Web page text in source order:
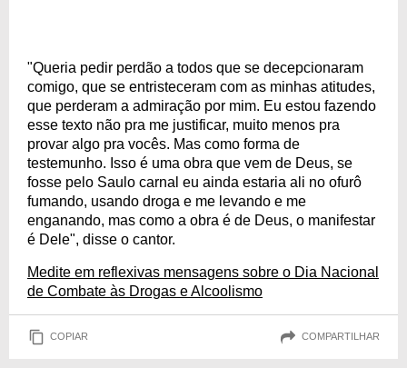
"Queria pedir perdão a todos que se decepcionaram
comigo, que se entristeceram com as minhas atitudes,
que perderam a admiração por mim. Eu estou fazendo
esse texto não pra me justificar, muito menos pra
provar algo pra vocês. Mas como forma de
testemunho. Isso é uma obra que vem de Deus, se
fosse pelo Saulo carnal eu ainda estaria ali no ofurô
fumando, usando droga e me levando e me
enganando, mas como a obra é de Deus, o manifestar
é Dele", disse o cantor.
Medite em reflexivas mensagens sobre o Dia Nacional
de Combate às Drogas e Alcoolismo
COPIAR COMPARTILHAR